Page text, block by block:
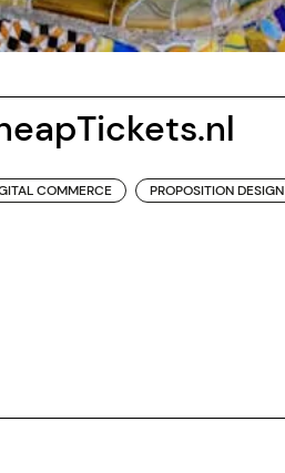
COMMERCE PROPOSITION DESIGN